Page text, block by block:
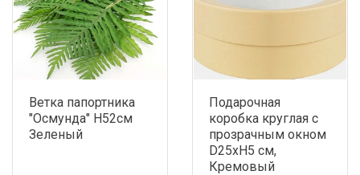
Ветка папортника
"Осмунда" Н52см
Зеленый
Подарочная
коробка круглая с
прозрачным окном
D25хH5 см,
Кремовый